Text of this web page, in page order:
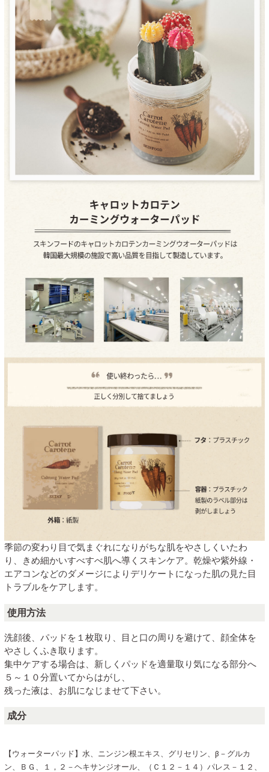
季節の変わり目で気まぐれになりがちな肌をやさしくいたわ
り、きめ細かいすべすべ肌へ導くスキンケア。乾燥や紫外線・
エアコンなどのダメージによりデリケートになった肌の見た目
トラブルをケアします。
使用方法
洗顔後、パッドを１枚取り、目と口の周りを避けて、顔全体を
やさしくふき取ります。
集中ケアする場合は、新しくパッドを適量取り気になる部分へ
５～１０分置いてからはがし、
残った液は、お肌になじませて下さい。
成分
【ウォーターパッド】水、ニンジン根エキス、グリセリン、β－グルカ
ン、ＢＧ、１，２－ヘキサンジオール、（Ｃ１２－１４）パレス－１２、